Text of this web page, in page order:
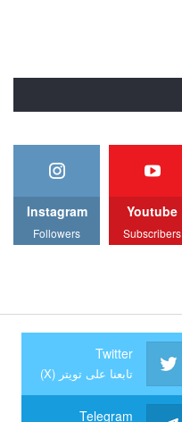
Youtube
Subscribers
Instagram
Followers
Twitter
تابعنا على تويتر (X)
Telegram